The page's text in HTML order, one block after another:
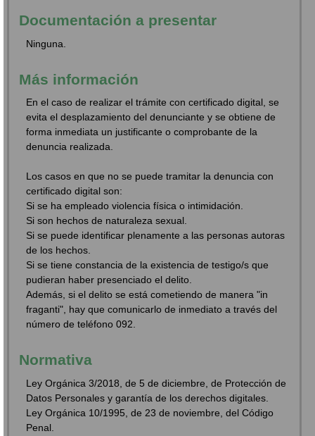
Documentación a presentar
Ninguna.
Más información
En el caso de realizar el trámite con certificado digital, se
evita el desplazamiento del denunciante y se obtiene de
forma inmediata un justificante o comprobante de la
denuncia realizada.
Los casos en que no se puede tramitar la denuncia con
certificado digital son:
Si se ha empleado violencia física o intimidación.
Si son hechos de naturaleza sexual.
Si se puede identificar plenamente a las personas autoras
de los hechos.
Si se tiene constancia de la existencia de testigo/s que
pudieran haber presenciado el delito.
Además, si el delito se está cometiendo de manera "in
fraganti", hay que comunicarlo de inmediato a través del
número de teléfono 092.
Normativa
Ley Orgánica 3/2018, de 5 de diciembre, de Protección de
Datos Personales y garantía de los derechos digitales.
Ley Orgánica 10/1995, de 23 de noviembre, del Código
Penal.